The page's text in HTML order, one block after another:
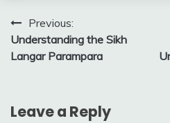
Post
navigation
Previous:
Understanding the Sikh
Langar Parampara
Leave a Reply